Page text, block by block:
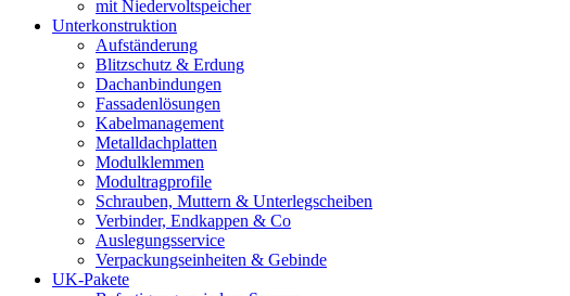
mit Niedervoltspeicher
Unterkonstruktion
Aufständerung
Blitzschutz & Erdung
Dachanbindungen
Fassadenlösungen
Kabelmanagement
Metalldachplatten
Modulklemmen
Modultragprofile
Schrauben, Muttern & Unterlegscheiben
Verbinder, Endkappen & Co
Auslegungsservice
Verpackungseinheiten & Gebinde
UK-Pakete